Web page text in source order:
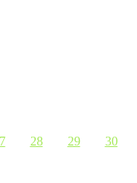
28 29 30